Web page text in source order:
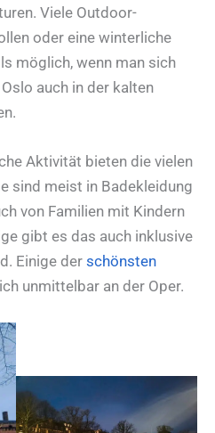
Viele Outdoor-
oder eine winterliche
möglich, wenn man sich
auch in der kalten
Aktivität bieten die vielen
sind meist in Badekleidung
von Familien mit Kindern
gibt es das auch inklusive
Einige der schönsten
unmittelbar an der Oper.